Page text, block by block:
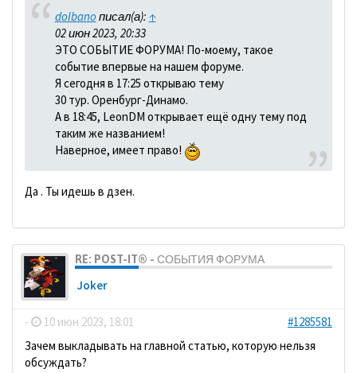
dolbano писал(а): ↑
02 июн 2023, 20:33
ЭТО СОБЫТИЕ ФОРУМА! По-моему, такое
событие впервые на нашем форуме.
Я сегодня в 17:25 открываю тему
30 тур. Оренбург-Динамо.
А в 18:45, LeonDM открывает ещё одну тему под
таким же названием!
Наверное, имеет право!
Да . Ты идешь в дзен.
RE: POST-IT® - СОБЫТИЯ ФОРУМА
Joker
- 10 июн 2023, 18:01
#1285581
Зачем выкладывать на главной статью, которую нельзя
обсуждать?